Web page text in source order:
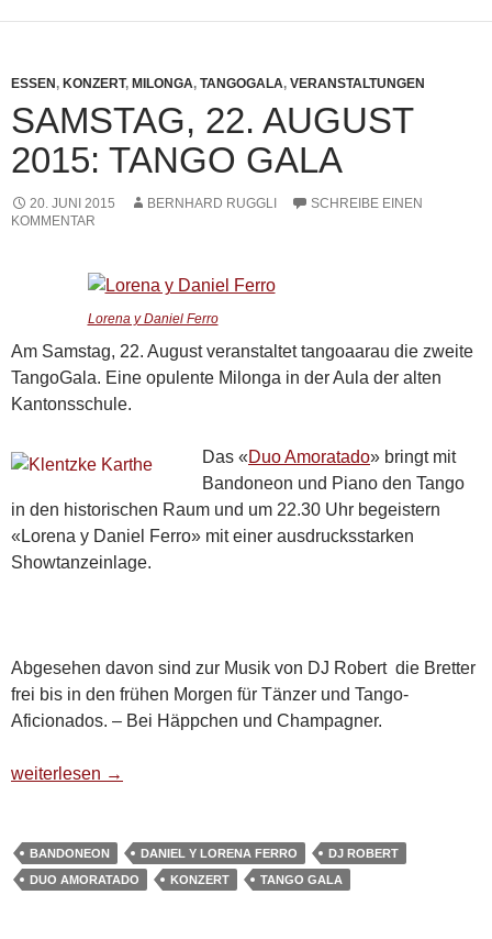
ESSEN, KONZERT, MILONGA, TANGOGALA, VERANSTALTUNGEN
SAMSTAG, 22. AUGUST
2015: TANGO GALA
20. JUNI 2015 BERNHARD RUGGLI
SCHREIBE EINEN
KOMMENTAR
Lorena y Daniel Ferro
Am Samstag, 22. August veranstaltet tangoaarau die zweite
TangoGala. Eine opulente Milonga in der Aula der alten
Kantonsschule.
Das «Duo Amoratado» bringt mit
Bandoneon und Piano den Tango
in den historischen Raum und um 22.30 Uhr begeistern
«Lorena y Daniel Ferro» mit einer ausdrucksstarken
Showtanzeinlage.
Abgesehen davon sind zur Musik von DJ Robert die Bretter
frei bis in den frühen Morgen für Tänzer und Tango-
Aficionados. – Bei Häppchen und Champagner.
Samstag, 22. August 2015: Tango Gala
weiterlesen →
BANDONEON DANIEL Y LORENA FERRO
DJ ROBERT
DUO AMORATADO
KONZERT TANGO GALA